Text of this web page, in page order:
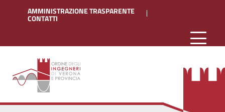
AMMINISTRAZIONE TRASPARENTE
CONTATTI